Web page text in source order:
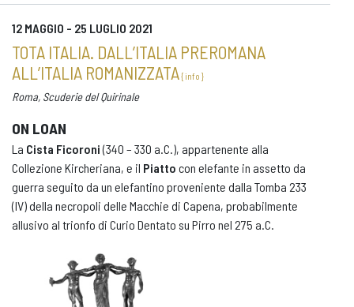
12 MAGGIO - 25 LUGLIO 2021
TOTA ITALIA. DALL’ITALIA PREROMANA
ALL’ITALIA ROMANIZZATA{ info }
Roma, Scuderie del Quirinale
ON LOAN
La Cista Ficoroni(340 – 330 a.C.), appartenente alla
Collezione Kircheriana, e il Piatto con elefante in assetto da
guerra seguito da un elefantino proveniente dalla Tomba 233
(IV) della necropoli delle Macchie di Capena, probabilmente
allusivo al trionfo di Curio Dentato su Pirro nel 275 a.C.